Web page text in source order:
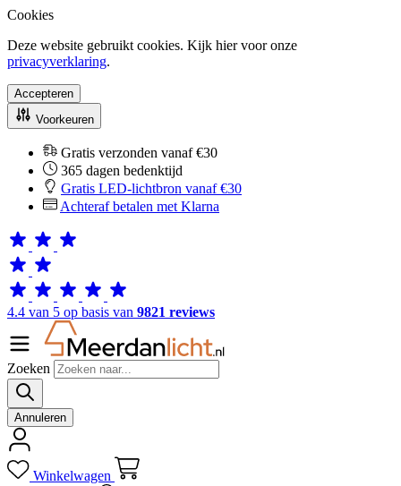
Cookies
Deze website gebruikt cookies. Kijk hier voor onze
privacyverklaring.
Accepteren
Voorkeuren
Gratis verzonden vanaf €30
365 dagen bedenktijd
Gratis LED-lichtbron vanaf €30
Achteraf betalen met Klarna
4.4 van 5 op basis van 9821 reviews
Zoeken
Annuleren
Winkelwagen